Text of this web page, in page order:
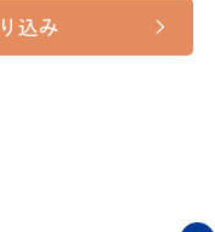
込み